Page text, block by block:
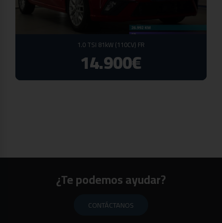
1.0 TSI 81kW (110CV) FR
14.900€
¿Te podemos ayudar?
CONTÁCTANOS